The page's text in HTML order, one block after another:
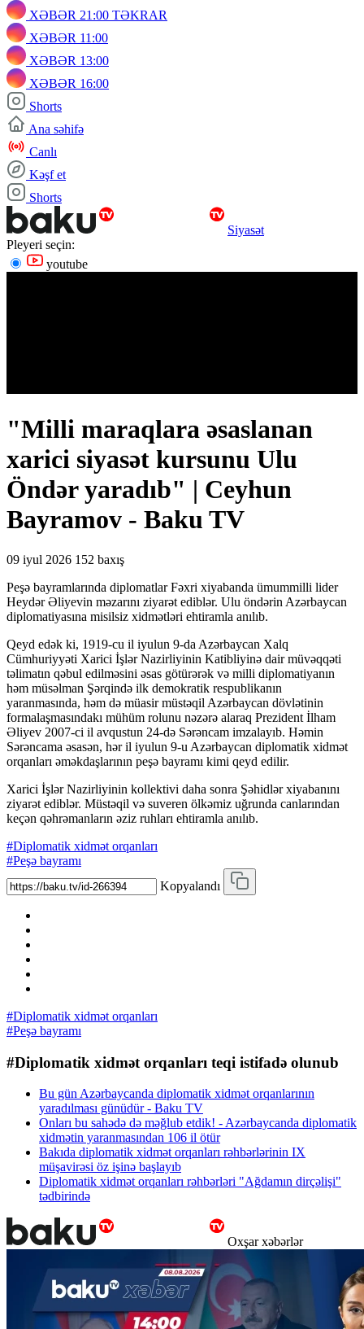
XƏBƏR 21:00 TƏKRAR
XƏBƏR 11:00
XƏBƏR 13:00
XƏBƏR 16:00
Shorts
Ana səhifə
Canlı
Kəşf et
Shorts
Siyasət
Pleyeri seçin:
youtube
"Milli maraqlara əsaslanan
xarici siyasət kursunu Ulu
Öndər yaradıb" | Ceyhun
Bayramov - Baku TV
09 iyul 2026 152 baxış
Peşə bayramlarında diplomatlar Fəxri xiyabanda ümummilli lider
Heydər Əliyevin məzarını ziyarət ediblər. Ulu öndərin Azərbaycan
diplomatiyasına misilsiz xidmətləri ehtiramla anılıb.
Qeyd edək ki, 1919-cu il iyulun 9-da Azərbaycan Xalq
Cümhuriyyəti Xarici İşlər Nazirliyinin Katibliyinə dair müvəqqəti
təlimatın qəbul edilməsini əsas götürərək və milli diplomatiyanın
həm müsəlman Şərqində ilk demokratik respublikanın
yaranmasında, həm də müasir müstəqil Azərbaycan dövlətinin
formalaşmasındakı mühüm rolunu nəzərə alaraq Prezident İlham
Əliyev 2007-ci il avqustun 24-də Sərəncam imzalayıb. Həmin
Sərəncama əsasən, hər il iyulun 9-u Azərbaycan diplomatik xidmət
orqanları əməkdaşlarının peşə bayramı kimi qeyd edilir.
Xarici İşlər Nazirliyinin kollektivi daha sonra Şəhidlər xiyabanını
ziyarət ediblər. Müstəqil və suveren ölkəmiz uğrunda canlarından
keçən qəhrəmanların əziz ruhları ehtiramla anılıb.
#Diplomatik xidmət orqanları
#Peşə bayramı
Kopyalandı
#Diplomatik xidmət orqanları
#Peşə bayramı
#Diplomatik xidmət orqanları teqi istifadə olunub
Bu gün Azərbaycanda diplomatik xidmət orqanlarının
yaradılması günüdür - Baku TV
Onları bu sahədə də məğlub etdik! - Azərbaycanda diplomatik
xidmətin yaranmasından 106 il ötür
Bakıda diplomatik xidmət orqanları rəhbərlərinin IX
müşavirəsi öz işinə başlayıb
Diplomatik xidmət orqanları rəhbərləri "Ağdamın dirçəlişi"
tədbirində
Oxşar xəbərlər